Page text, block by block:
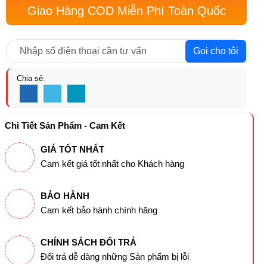
Giao Hàng COD Miễn Phí Toàn Quốc
Gọi cho tôi
Chia sẻ:
Chi Tiết Sản Phẩm - Cam Kết
GIÁ TỐT NHẤT
Cam kết giá tốt nhất cho Khách hàng
BẢO HÀNH
Cam kết bảo hành chính hãng
CHÍNH SÁCH ĐỔI TRẢ
Đổi trả dễ dàng những Sản phẩm bị lỗi